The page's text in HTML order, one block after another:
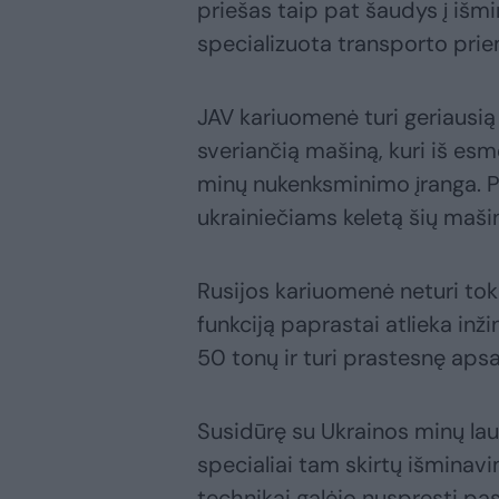
priešas taip pat šaudys į
specializuota transporto
JAV kariuomenė turi
sveriančią mašiną, kuri iš
minų nukenksminimo
ukrainiečiams keletą šių
Rusijos kariuomenė neturi
funkciją paprastai atlieka
50 tonų ir turi prastesnę
Susidūrę su Ukrainos minų
specialiai tam skirtų